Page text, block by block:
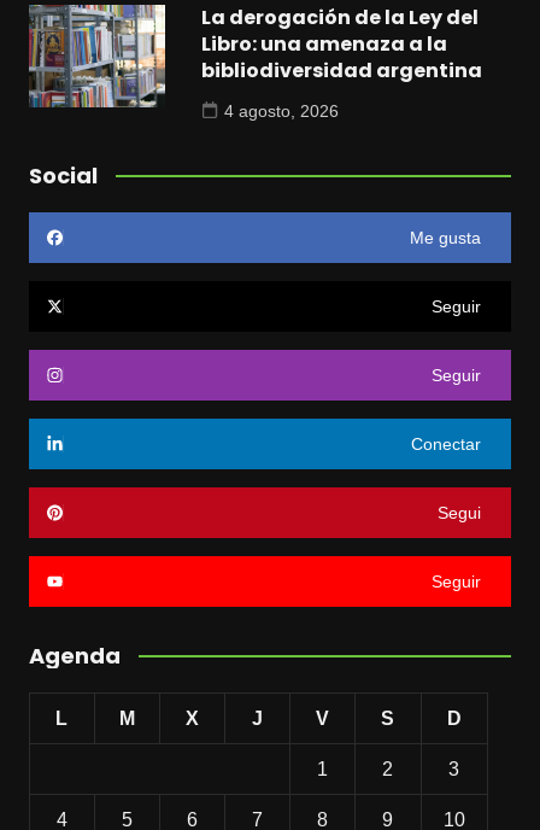
La derogación de la Ley del
Libro: una amenaza a la
bibliodiversidad argentina
4 agosto, 2026
Social
Me gusta
Seguir
Seguir
Conectar
Segui
Seguir
Agenda
L M X J V S D
1 2 3
4 5 6 7 8 9 10